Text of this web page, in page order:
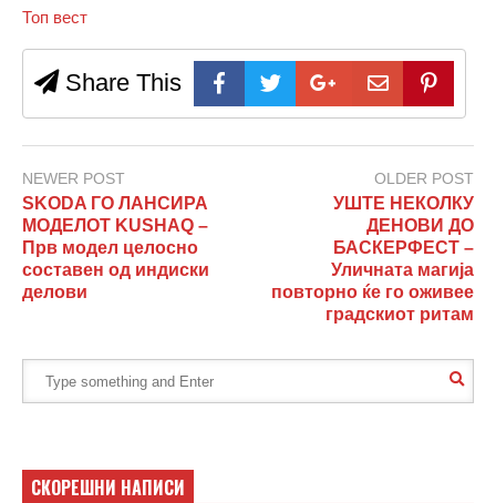
Топ вест
Share This
NEWER POST
SKODA ГО ЛАНСИРА
МОДЕЛОТ KUSHAQ –
Прв модел целосно
составен од индиски
делови
OLDER POST
УШТЕ НЕКОЛКУ
ДЕНОВИ ДО
БАСКЕРФЕСТ –
Уличната магија
повторно ќе го оживее
градскиот ритам
СКОРЕШНИ НАПИСИ